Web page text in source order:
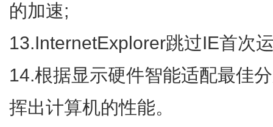
的加速;
13.InternetExplorer跳过IE首次
14.根据显示硬件智能适配最佳
挥出计算机的性能。